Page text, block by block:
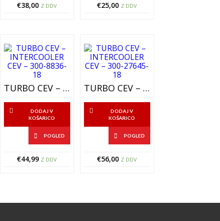
€38,00 Z DDV €25,00 Z DDV
TURBO CEV – INTERCOOLER CEV – 300-8836-18
DODAJ V
KOŠARICO
POGLED
€44,99 Z DDV
TURBO CEV – INTERCOOLER CEV – 300-27645-18
DODAJ V
KOŠARICO
POGLED
€56,00 Z DDV